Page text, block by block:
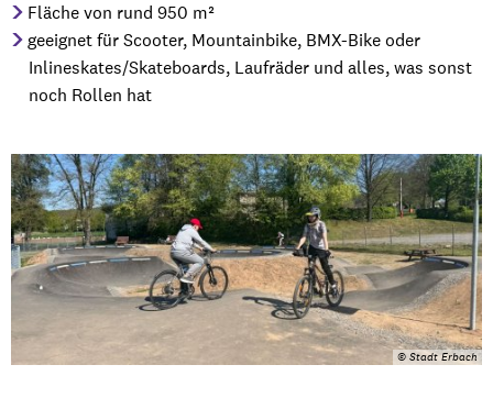
Fläche von rund 950 m²
geeignet für Scooter, Mountainbike, BMX-Bike oder
Inlineskates/Skateboards, Laufräder und alles, was sonst
noch Rollen hat
© Stadt Erbach